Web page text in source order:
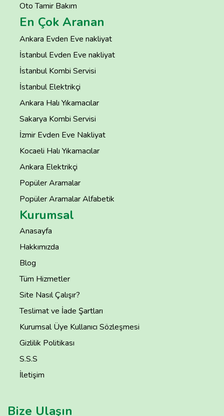
Oto Tamir Bakım
En Çok Aranan
Ankara Evden Eve nakliyat
İstanbul Evden Eve nakliyat
İstanbul Kombi Servisi
İstanbul Elektrikçi
Ankara Halı Yıkamacılar
Sakarya Kombi Servisi
İzmir Evden Eve Nakliyat
Kocaeli Halı Yıkamacılar
Ankara Elektrikçi
Popüler Aramalar
Popüler Aramalar Alfabetik
Kurumsal
Anasayfa
Hakkımızda
Blog
Tüm Hizmetler
Site Nasıl Çalışır?
Teslimat ve İade Şartları
Kurumsal Üye Kullanıcı Sözleşmesi
Gizlilik Politikası
S.S.S
İletişim
Bize Ulaşın